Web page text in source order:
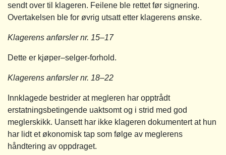
sendt over til klageren. Feilene ble rettet før signering.
Overtakelsen ble for øvrig utsatt etter klagerens ønske.
Klagerens anførsler nr. 15–17
Dette er kjøper–selger-forhold.
Klagerens anførsler nr. 18–22
Innklagede bestrider at megleren har opptrådt
erstatningsbetingende uaktsomt og i strid med god
meglerskikk. Uansett har ikke klageren dokumentert at hun
har lidt et økonomisk tap som følge av meglerens
håndtering av oppdraget.